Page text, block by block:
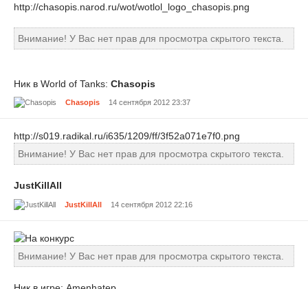
http://chasopis.narod.ru/wot/wotlol_logo_chasopis.png
Внимание! У Вас нет прав для просмотра скрытого текста.
Ник в World of Tanks: Chasopis
Chasopis 14 сентября 2012 23:37
http://s019.radikal.ru/i635/1209/ff/3f52a071e7f0.png
Внимание! У Вас нет прав для просмотра скрытого текста.
JustKillAll
JustKillAll 14 сентября 2012 22:16
Внимание! У Вас нет прав для просмотра скрытого текста.